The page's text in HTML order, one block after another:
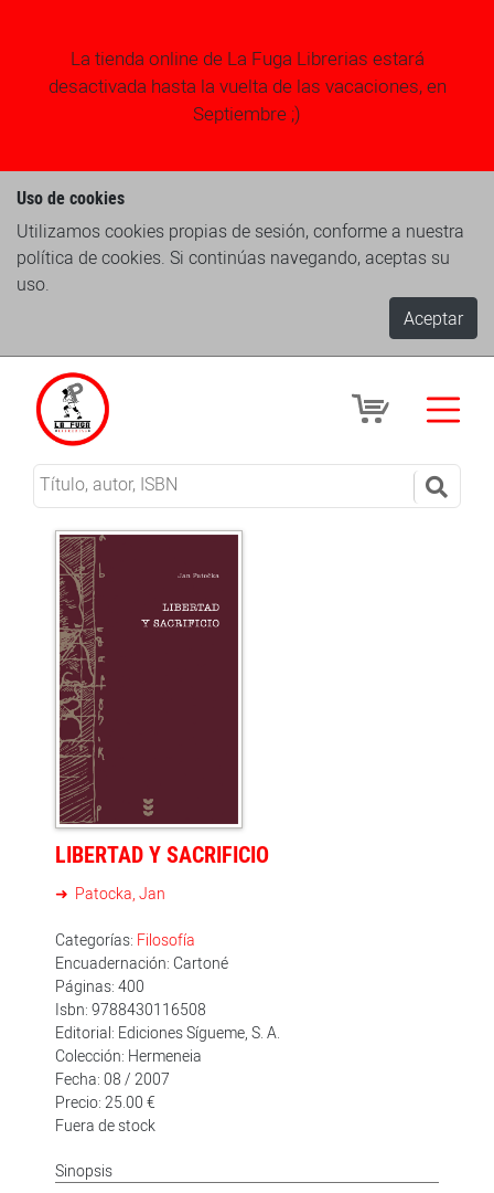
La tienda online de La Fuga Librerias estará
desactivada hasta la vuelta de las vacaciones, en
Septiembre ;)
Uso de cookies
Utilizamos cookies propias de sesión, conforme a nuestra
política de cookies. Si continúas navegando, aceptas su
uso.
Aceptar
LIBERTAD Y SACRIFICIO
Patocka, Jan
Categorías: Filosofía
Encuadernación: Cartoné
Páginas: 400
Isbn: 9788430116508
Editorial: Ediciones Sígueme, S. A.
Colección: Hermeneia
Fecha: 08 / 2007
Precio: 25.00 €
Fuera de stock
Sinopsis